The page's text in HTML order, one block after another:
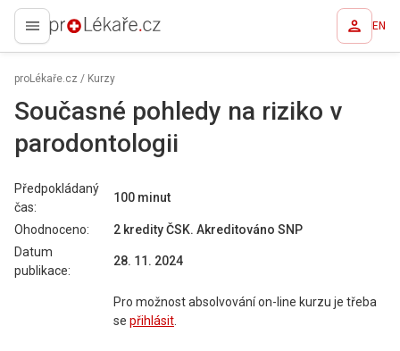
proLékaře.cz EN
proLékaře.cz / Kurzy
Současné pohledy na riziko v
parodontologii
Předpokládaný
čas:
100 minut
Ohodnoceno: 2 kredityČSK. Akreditováno SNP
Datum
publikace:
28. 11. 2024
Pro možnost absolvování on-line kurzu je třeba
se přihlásit